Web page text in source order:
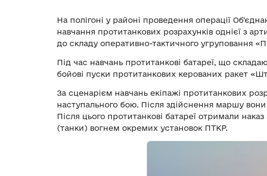
На полігоні у районі проведення операції
навчання протитанкових розрахунків однієї з
до складу оперативно-тактичного угруповання
Під час навчань протитанкові батареї, що
бойові пуски протитанкових керованих ракет
За сценарієм навчань екіпажі протитанкових
наступального бою. Після здійснення маршу
Після цього протитанкові батареї отримали
(танки) вогнем окремих установок ПТКР.